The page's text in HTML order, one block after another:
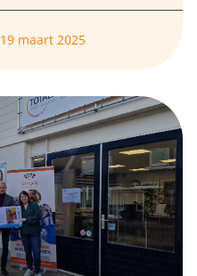
19 maart 2025